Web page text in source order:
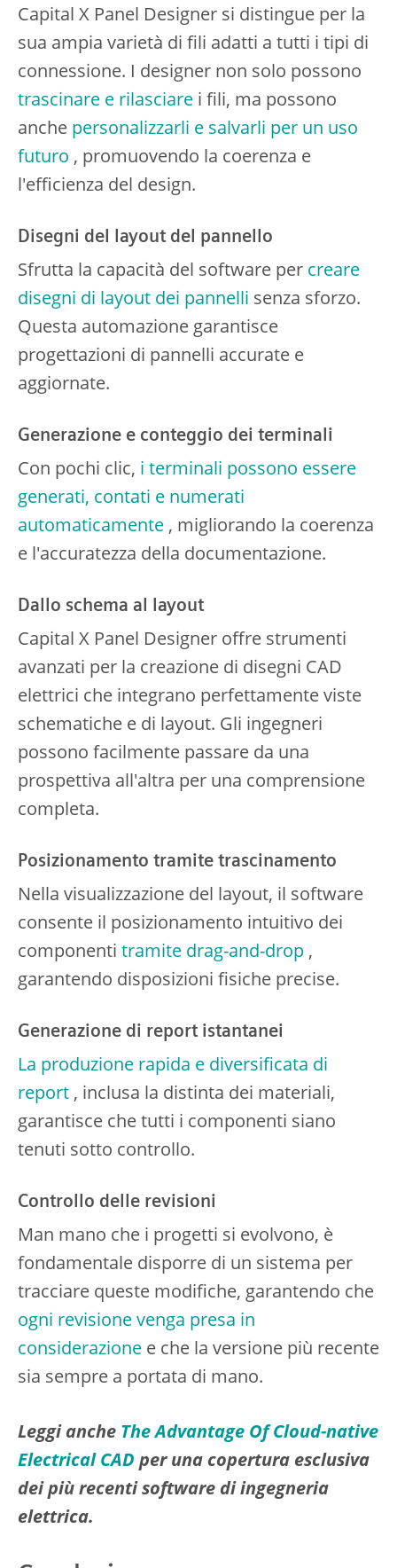
Capital X Panel Designer si distingue per la
sua ampia varietà di fili adatti a tutti i tipi di
connessione. I designer non solo possono
trascinare e rilasciare i fili, ma possono
anche personalizzarli e salvarli per un uso
futuro , promuovendo la coerenza e
l'efficienza del design.
Disegni del layout del pannello
Sfrutta la capacità del software per creare
disegni di layout dei pannelli senza sforzo.
Questa automazione garantisce
progettazioni di pannelli accurate e
aggiornate.
Generazione e conteggio dei terminali
Con pochi clic, i terminali possono essere
generati, contati e numerati
automaticamente , migliorando la coerenza
e l'accuratezza della documentazione.
Dallo schema al layout
Capital X Panel Designer offre strumenti
avanzati per la creazione di disegni CAD
elettrici che integrano perfettamente viste
schematiche e di layout. Gli ingegneri
possono facilmente passare da una
prospettiva all'altra per una comprensione
completa.
Posizionamento tramite trascinamento
Nella visualizzazione del layout, il software
consente il posizionamento intuitivo dei
componenti tramite drag-and-drop ,
garantendo disposizioni fisiche precise.
Generazione di report istantanei
La produzione rapida e diversificata di
report , inclusa la distinta dei materiali,
garantisce che tutti i componenti siano
tenuti sotto controllo.
Controllo delle revisioni
Man mano che i progetti si evolvono, è
fondamentale disporre di un sistema per
tracciare queste modifiche, garantendo che
ogni revisione venga presa in
considerazione e che la versione più recente
sia sempre a portata di mano.
Leggi anche The Advantage Of Cloud-native
Electrical CAD per una copertura esclusiva
dei più recenti software di ingegneria
elettrica.